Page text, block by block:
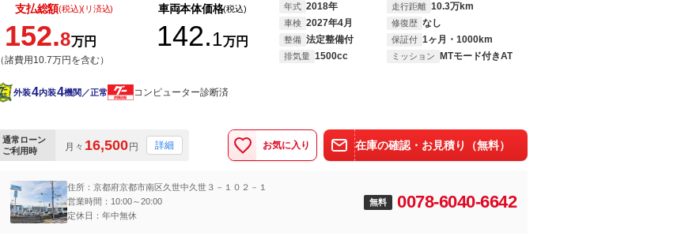
支払総額(税込)(リ済込)
152.8万円
（諸費用10.7万円を含む）
車両本体価格(税込)
142.1万円
年式 2018年 走行距離 10.3万km
車検 2027年4月 修復歴 なし
整備 法定整備付 保証付 1ヶ月・1000km
排気量 1500cc ミッション MTモード付きAT
外装4内装4機関／正常 コンピューター診断済
通常ローン
ご利用時
月々 16,500円 詳細 お気に入り 在庫の確認・お見積り（無料）
住所：京都府京都市南区久世中久世３－１０２－１
営業時間：10:00～20:00
定休日：年中無休
無料 0078-6040-6642